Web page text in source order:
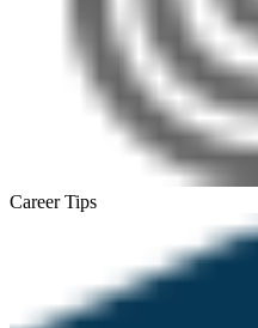
Career Tips